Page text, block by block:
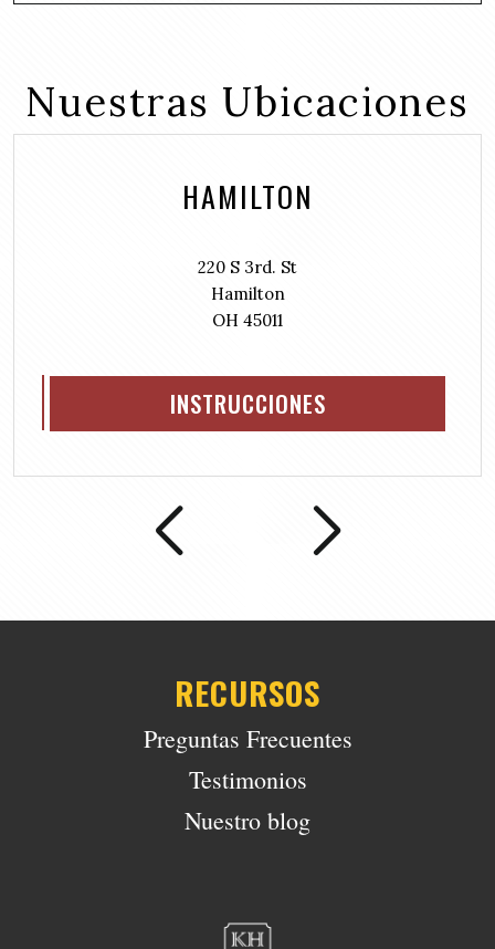
)
q
r
e
d
R
e
q
Nuestras Ubicaciones
HAMILTON
220 S 3rd. St
Hamilton
OH 45011
INSTRUCCIONES
RECURSOS
Preguntas Frecuentes
Testimonios
Nuestro blog